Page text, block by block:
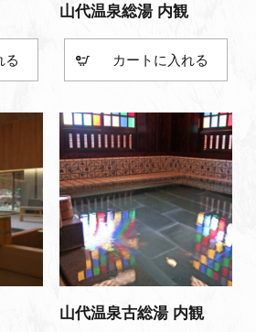
山代温泉総湯 内観
カート
山代温泉古総湯 内観